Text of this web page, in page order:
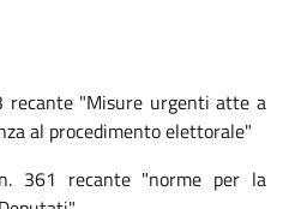
recante "Misure urgenti atte a
al procedimento elettorale"
361 recante "norme per la